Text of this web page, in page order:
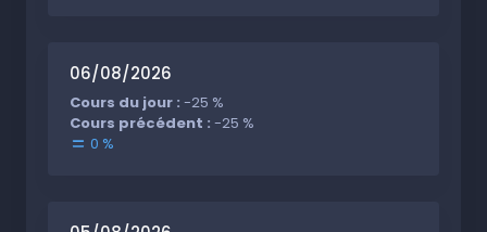
06/08/2026
Cours du jour : -25 %
Cours précédent : -25 %
0 %